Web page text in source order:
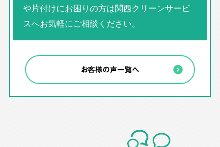
や片付けにお困りの方は関西クリーンサービ
スへお気軽にご相談ください。
お客様の声一覧へ